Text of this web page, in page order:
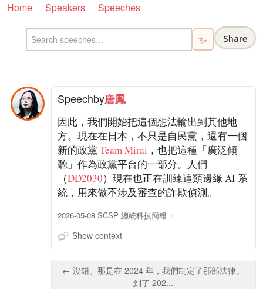
Home Speakers Speeches
✨ Share
Speechby唐鳳
因此，我們開始把這個想法輸出到其他地
方。現在在日本，不只是自民黨，還有一個
新的政黨Team Mirai ，也把這種「廣泛傾
聽」作為政黨平台的一部分。人們
（DD2030）現在也正在訓練這類邊緣 AI 系
統，用來做不涉及審查的詐欺偵測。
2026-05-08 SCSP 總統科技簡報
Show context
← 沒錯。那是在 2024 年，我們制定了那部法律。
到了 202...